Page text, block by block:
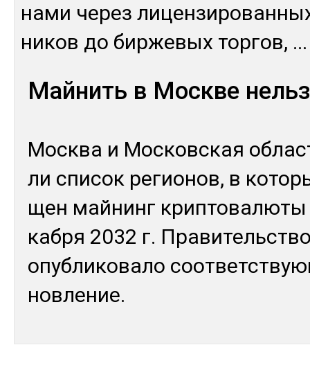
нами че­рез
ни­ков до бир­же­вых тор­гов, ...
Майнить в Москве
Мос­ква и Мос­ков­ская
ли спи­сок ре­гио­нов, в
щен май­нинг
каб­ря 2032 г.
опуб­ли­кова­ло
нов­ле­ние.